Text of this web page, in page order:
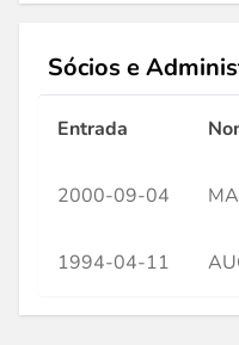
Sócios e
Entrada
2000-09-04
1994-04-11